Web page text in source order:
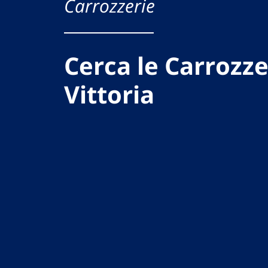
Carrozzerie
Cerca le
Vittoria